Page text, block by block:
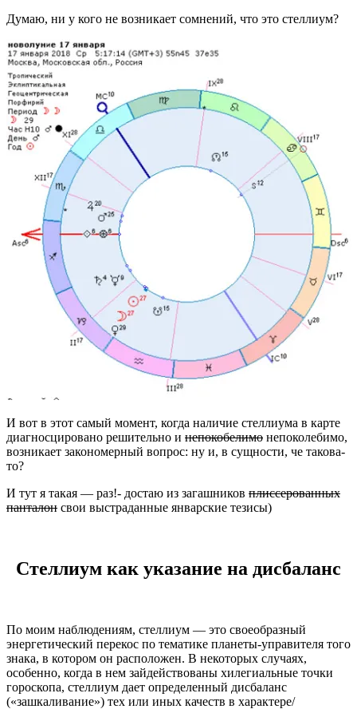
Думаю, ни у кого не возникает сомнений, что это стеллиум?
И вот в этот самый момент, когда наличие стеллиума в карте
диагносцировано решительно и непокобелимо непоколебимо,
возникает закономерный вопрос: ну и, в сущности, че такова-
то?
И тут я такая — раз!- достаю из загашников плиссерованных
панталон свои выстраданные январские тезисы)
Стеллиум как указание на дисбаланс
По моим наблюдениям, стеллиум — это своеобразный
энергетический перекос по тематике планеты-управителя того
знака, в котором он расположен. В некоторых случаях,
особенно, когда в нем зайдействованы хилегиальные точки
гороскопа, стеллиум дает определенный дисбаланс
(«зашкаливание») тех или иных качеств в характере/